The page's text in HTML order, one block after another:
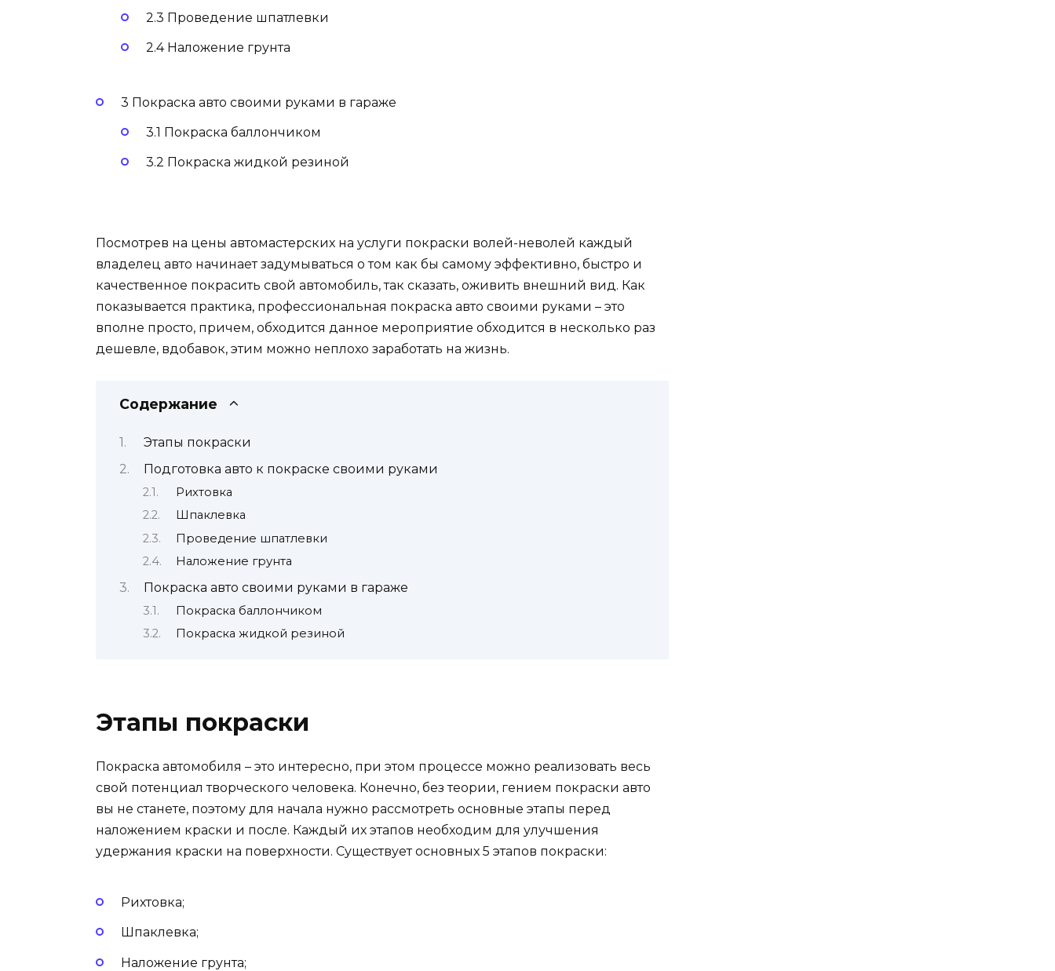
2.3 Проведение шпатлевки
2.4 Наложение грунта
3 Покраска авто своими руками в гараже
3.1 Покраска баллончиком
3.2 Покраска жидкой резиной
Посмотрев на цены автомастерских на услуги покраски волей-неволей каждый
владелец авто начинает задумываться о том как бы самому эффективно, быстро и
качественное покрасить свой автомобиль, так сказать, оживить внешний вид. Как
показывается практика, профессиональная покраска авто своими руками – это
вполне просто, причем, обходится данное мероприятие обходится в несколько раз
дешевле, вдобавок, этим можно неплохо заработать на жизнь.
Содержание
Этапы покраски
Подготовка авто к покраске своими руками
Рихтовка
Шпаклевка
Проведение шпатлевки
Наложение грунта
Покраска авто своими руками в гараже
Покраска баллончиком
Покраска жидкой резиной
Этапы покраски
Покраска автомобиля – это интересно, при этом процессе можно реализовать весь
свой потенциал творческого человека. Конечно, без теории, гением покраски авто
вы не станете, поэтому для начала нужно рассмотреть основные этапы перед
наложением краски и после. Каждый их этапов необходим для улучшения
удержания краски на поверхности. Существует основных 5 этапов покраски:
Рихтовка;
Шпаклевка;
Наложение грунта;